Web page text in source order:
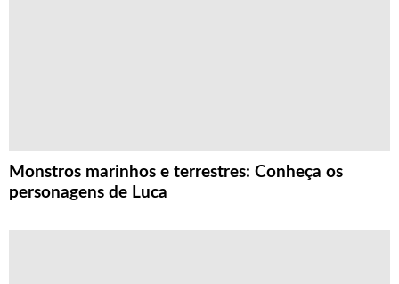
Monstros marinhos e terrestres: Conheça os
personagens de Luca